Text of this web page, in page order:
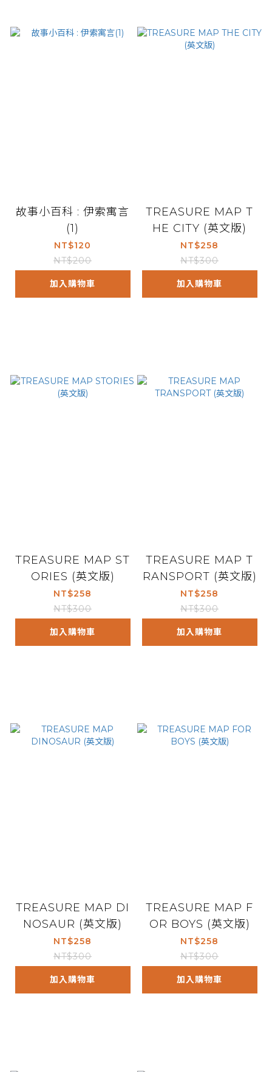
故事小百科 : 伊索寓言
(1)
NT$120
NT$200
加入購物車
TREASURE MAP T
HE CITY (英文版)
NT$258
NT$300
加入購物車
TREASURE MAP ST
ORIES (英文版)
NT$258
NT$300
加入購物車
TREASURE MAP T
RANSPORT (英文版)
NT$258
NT$300
加入購物車
TREASURE MAP DI
NOSAUR (英文版)
NT$258
NT$300
加入購物車
TREASURE MAP F
OR BOYS (英文版)
NT$258
NT$300
加入購物車